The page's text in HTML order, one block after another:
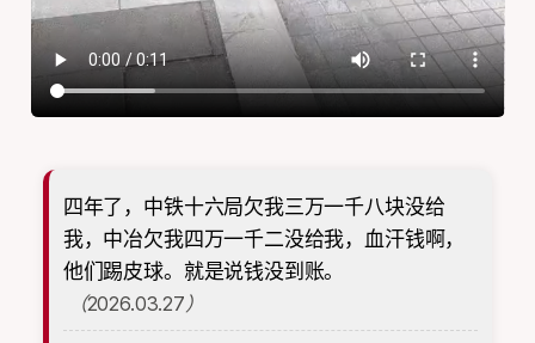
四年了，中铁十六局欠我三万一千八块没给
我，中冶欠我四万一千二没给我，血汗钱啊，
他们踢皮球。就是说钱没到账。
（2026.03.27）